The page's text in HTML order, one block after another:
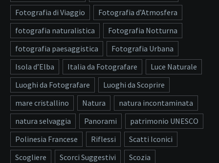
Fotografia di Viaggio
Fotografia d’Atmosfera
fotografia naturalistica
Fotografia Notturna
fotografia paesaggistica
Fotografia Urbana
Isola d’Elba
Italia da Fotografare
Luce Naturale
Luoghi da Fotografare
Luoghi da Scoprire
mare cristallino
Natura
natura incontaminata
natura selvaggia
Panorami
patrimonio UNESCO
Polinesia Francese
Riflessi
Scatti Iconici
Scogliere
Scorci Suggestivi
Scozia